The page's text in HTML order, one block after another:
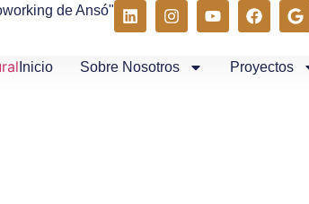
de Ansó"
Inicio Sobre Nosotros Proyectos